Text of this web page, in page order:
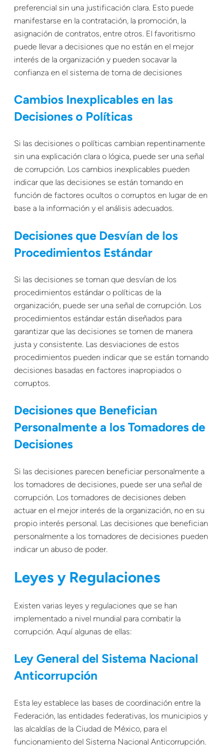
preferencial sin una justificación clara. Esto puede
manifestarse en la contratación, la promoción, la
asignación de contratos, entre otros. El favoritismo
puede llevar a decisiones que no están en el mejor
interés de la organización y pueden socavar la
confianza en el sistema de toma de decisiones
Cambios Inexplicables en las
Decisiones o Políticas
Si las decisiones o políticas cambian repentinamente
sin una explicación clara o lógica, puede ser una señal
de corrupción. Los cambios inexplicables pueden
indicar que las decisiones se están tomando en
función de factores ocultos o corruptos en lugar de en
base a la información y el análisis adecuados.
Decisiones que Desvían de los
Procedimientos Estándar
Si las decisiones se toman que desvían de los
procedimientos estándar o políticas de la
organización, puede ser una señal de corrupción. Los
procedimientos estándar están diseñados para
garantizar que las decisiones se tomen de manera
justa y consistente. Las desviaciones de estos
procedimientos pueden indicar que se están tomando
decisiones basadas en factores inapropiados o
corruptos.
Decisiones que Benefician
Personalmente a los Tomadores de
Decisiones
Si las decisiones parecen beneficiar personalmente a
los tomadores de decisiones, puede ser una señal de
corrupción. Los tomadores de decisiones deben
actuar en el mejor interés de la organización, no en su
propio interés personal. Las decisiones que benefician
personalmente a los tomadores de decisiones pueden
indicar un abuso de poder.
Leyes y Regulaciones
Existen varias leyes y regulaciones que se han
implementado a nivel mundial para combatir la
corrupción. Aquí algunas de ellas:
Ley General del Sistema Nacional
Anticorrupción
Esta ley establece las bases de coordinación entre la
Federación, las entidades federativas, los municipios y
las alcaldías de la Ciudad de México, para el
funcionamiento del Sistema Nacional Anticorrupción.